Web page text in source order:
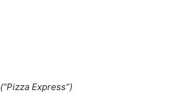
(“Pizza Express”)